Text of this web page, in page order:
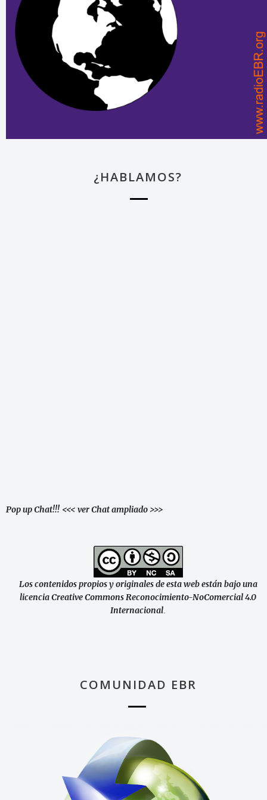
¿HABLAMOS?
Pop up Chat!!! <<< ver Chat ampliado >>>
Los contenidos propios y originales de esta web están bajo una
licencia Creative Commons Reconocimiento-NoComercial 4.0
Internacional
COMUNIDAD EBR